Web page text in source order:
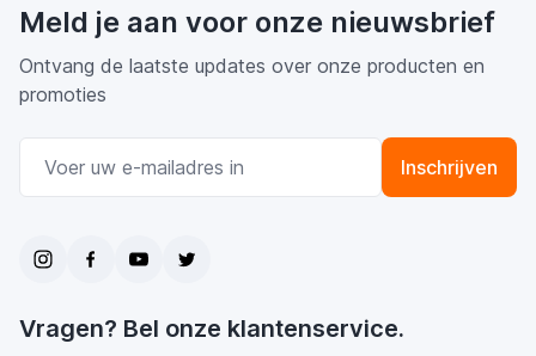
Meld je aan voor onze nieuwsbrief
Ontvang de laatste updates over onze producten en
promoties
Inschrijven
Vragen? Bel onze klantenservice.